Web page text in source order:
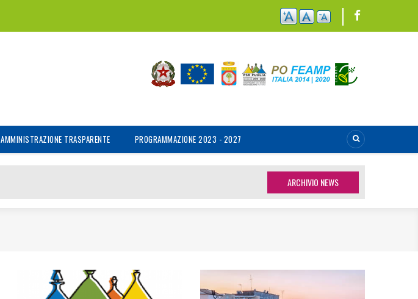
AMMINISTRAZIONE TRASPARENTE PROGRAMMAZIONE 2023 - 2027
ARCHIVIO NEWS